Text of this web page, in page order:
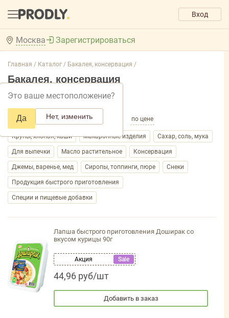
Вход
Москва
Это ваше местоположение?
Да Нет, изменить
Зарегистрироваться
Главная / Каталог / Бакалея, консервация /
Бакалея, консервация
Добавить фильтр товаров
по популярности по названию по цене
Крупы, хлопья, каши Макаронные изделия Сахар, соль, мука
Для выпечки Масло растительное Консервация
Джемы, варенье, мед Сиропы, топпинги, пюре Снеки
Продукция быстрого приготовления
Специи и пищевые добавки
Лапша быстрого приготовления Доширак со
вкусом курицы 90г
Акция Sale
44,96 руб/шт
Добавить в заказ